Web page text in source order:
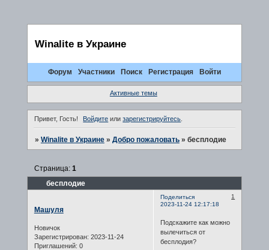
Winalite в Украине
Форум Участники Поиск Регистрация Войти
Активные темы
Привет, Гость! Войдите илизарегистрируйтесь.
» Winalite в Украине » Добро пожаловать » бесплодие
бесплодие
Страница: 1
Поделиться
1
2023-11-24 12:17:18
Машуля
Новичок
Зарегистрирован: 2023-11-24
Приглашений: 0
Подскажите как можно
вылечиться от
бесплодия?